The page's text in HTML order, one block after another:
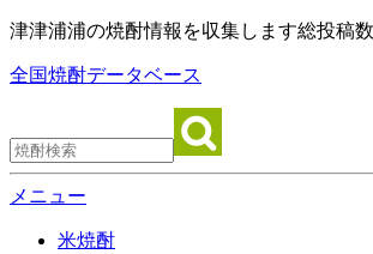
津津浦浦の焼酎情報を収集します総投稿
全国焼酎データベース
メニュー
米焼酎